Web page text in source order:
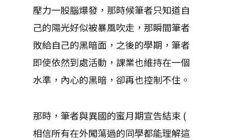
壓力一股腦爆發，那時候筆者只知道自
己的陽光好似被暴風吹走，那瞬間筆者
敗給自己的黑暗面，之後的學期，筆者
即使依然到處活動，課業也維持在一個
水準，內心的黑暗，卻再也控制不住。
那時，筆者與異國的蜜月期宣告結束 (
相信所有在外闖蕩過的同學都能理解這